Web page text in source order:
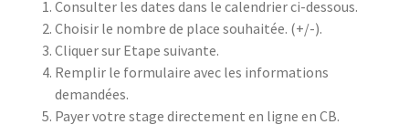
Consulter les dates dans le calendrier ci-dessous.
Choisir le nombre de place souhaitée. (+/-).
Cliquer sur Etape suivante.
Remplir le formulaire avec les informations
demandées.
Payer votre stage directement en ligne en CB.